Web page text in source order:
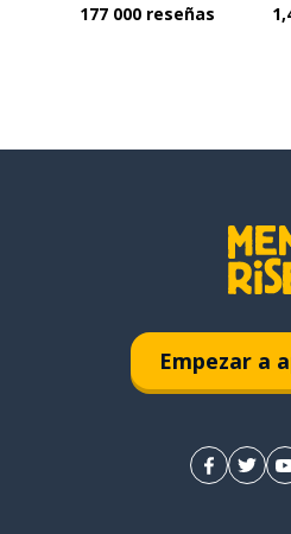
177 000 reseñas
Empezar a